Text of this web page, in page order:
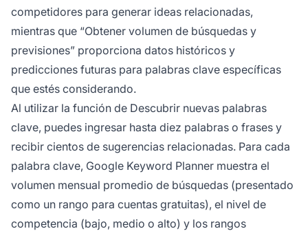
competidores para generar ideas relacionadas,
mientras que “Obtener volumen de búsquedas y
previsiones” proporciona datos históricos y
predicciones futuras para palabras clave específicas
que estés considerando.
Al utilizar la función de Descubrir nuevas palabras
clave, puedes ingresar hasta diez palabras o frases y
recibir cientos de sugerencias relacionadas. Para cada
palabra clave, Google Keyword Planner muestra el
volumen mensual promedio de búsquedas (presentado
como un rango para cuentas gratuitas), el nivel de
competencia (bajo, medio o alto) y los rangos